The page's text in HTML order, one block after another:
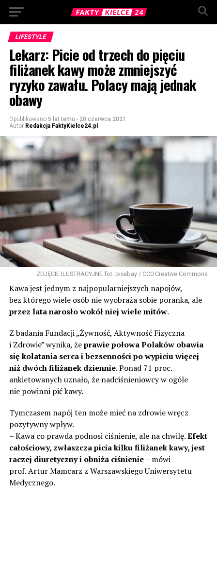
LIFESTYLE
Lekarz: Picie od trzech do pięciu
filiżanek kawy może zmniejszyć
ryzyko zawału. Polacy mają jednak
obawy
Opublikowano 5 lat temu - 20 czerwca 2021
Autor Redakcja FaktyKielce24.pl
ZDJĘCIE ILUSTRACYJNE fot. pixabay / CC0 Creative Commons
Kawa jest jednym z najpopularniejszych napojów,
bez którego wiele osób nie wyobraża sobie poranka, ale
przez lata narosło wokół niej wiele mitów.
Z badania Fundacji „Żywność, Aktywność Fizyczna
i Zdrowie” wynika, żeprawie połowa Polaków obawia
się kołatania serca i bezsenności po wypiciu więcej
niż dwóch filiżanek dziennie. Ponad 71 proc.
ankietowanych uznało, że nadciśnieniowcy w ogóle
nie powinni pić kawy.
Tymczasem napój ten może mieć na zdrowie wręcz
pozytywny wpływ.
– Kawa co prawda podnosi ciśnienie, ale na chwilę.Efekt
całościowy, zwłaszcza picia kilku filiżanek kawy, jest
raczej diuretyczny i obniża ciśnienie– mówi
prof. Artur Mamcarz z Warszawskiego Uniwersytetu
Medycznego.